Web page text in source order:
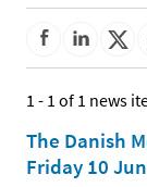
1 - 1 of 1 news
The Danish
Friday 10